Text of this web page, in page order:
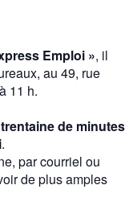
Emploi », il
au 49, rue
11 h.
de minutes
.
par courriel ou
de plus amples